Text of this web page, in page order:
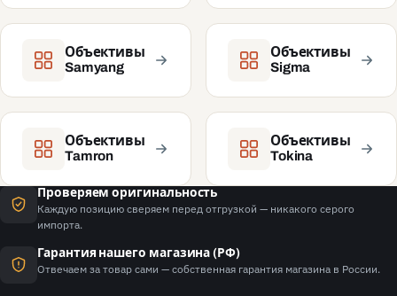
Объективы
Samyang
Объективы
Sigma
Объективы
Tamron
Объективы
Tokina
Проверяем оригинальность
Каждую позицию сверяем перед отгрузкой — никакого серого
импорта.
Гарантия нашего магазина (РФ)
Отвечаем за товар сами — собственная гарантия магазина в России.